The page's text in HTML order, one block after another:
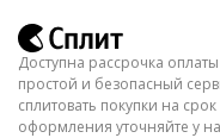
Доступна рассрочка
простой и безопасный
сплитовать покупки на
оформления уточняйте у